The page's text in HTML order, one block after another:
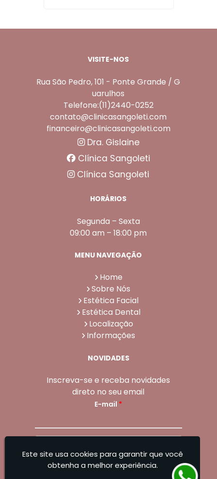
VISITE-NOS
Rua São Pedro, 101 - Ponte Grande / G
uarulhos
Telefone:(11)2440-0252
contato@clinicasangoleti.com
financeiro@clinicasangoleti.com
Dra. Gislaine
Clínica Sangoleti
Clínica Sangoleti
HORÁRIOS
Segunda – Sexta
09:00 am – 18:00 pm
MENU NAVEGAÇÃO
Home
Sobre Nós
Estética Facial
Estética Dental
Localização
Informações
NOVIDADES
Inscreva-se e receba novidades
direto no seu email
E-mail *
Sangoleti Odontologia - Estética Dental e
Este site usa cookies para garantir que você
obtenha a melhor experiência.